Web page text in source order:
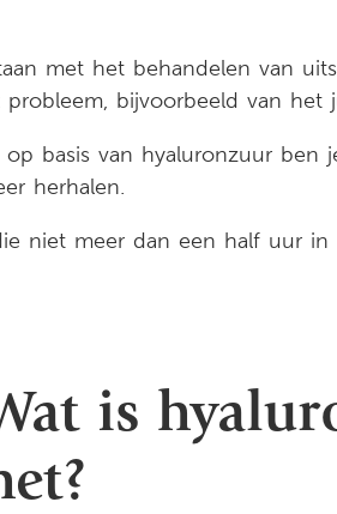
met het behandelen van
bijvoorbeeld van het
basis van hyaluronzuur
herhalen.
niet meer dan een half uur
is